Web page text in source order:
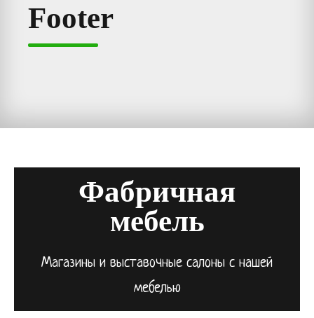
Footer
Фабричная
мебель
Магазины и выставочные салоны с нашей
мебелью